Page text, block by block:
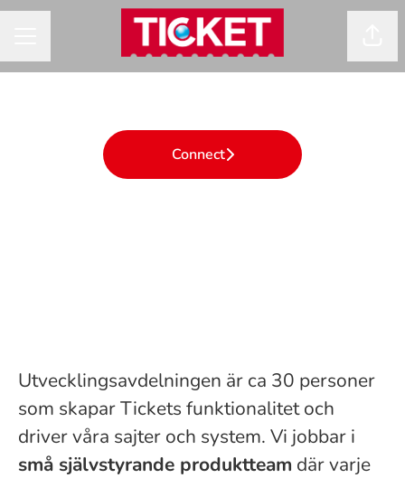
Connect
Utvecklingsavdelningen är ca 30 personer
som skapar Tickets funktionalitet och
driver våra sajter och system. Vi jobbar i
små självstyrande produktteam där varje